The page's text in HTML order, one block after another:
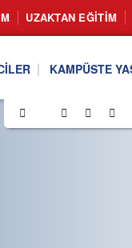
UZAKTAN EĞITIM
KAMPÜSTE